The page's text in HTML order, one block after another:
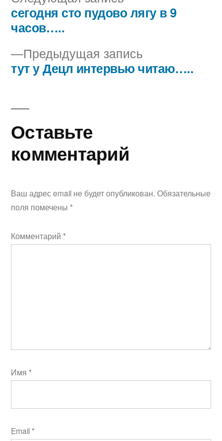
Навигация
записям
Предыдущая запись
запись:
тут у Децл интервью читаю…..
запись:
сегодня сто пудово лягу в 9
часов…..
Оставьте
комментарий
Ваш адрес email не будет опубликован. Обязательные
поля помечены *
Комментарий *
Имя *
Email *